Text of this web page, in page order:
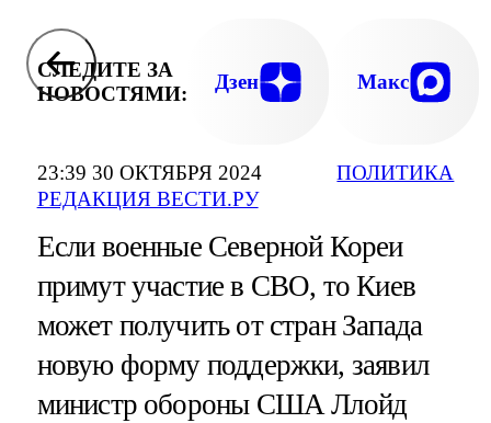
23:39 30 ОКТЯБРЯ 2024
РЕДАКЦИЯ ВЕСТИ.РУ
ПОЛИТИКА
СЛЕДИТЕ ЗА
НОВОСТЯМИ:
Дзен Макс
Если военные Северной Кореи
примут участие в СВО, то Киев
может получить от стран Запада
новую форму поддержки, заявил
министр обороны США Ллойд